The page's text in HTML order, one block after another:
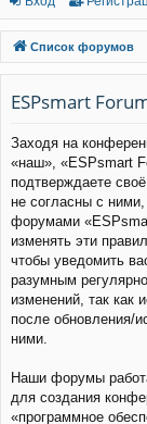
ы
лк
и
ру
м
ы
Список форумов
ESPsmart
Заходя на
«наш», «ESPsmart
подтверждаете
не согласны с
форумами
изменять эти
чтобы уведомить
разумным
изменений, так как
после обновления/
ними.
Наши форумы
для создания
«программное